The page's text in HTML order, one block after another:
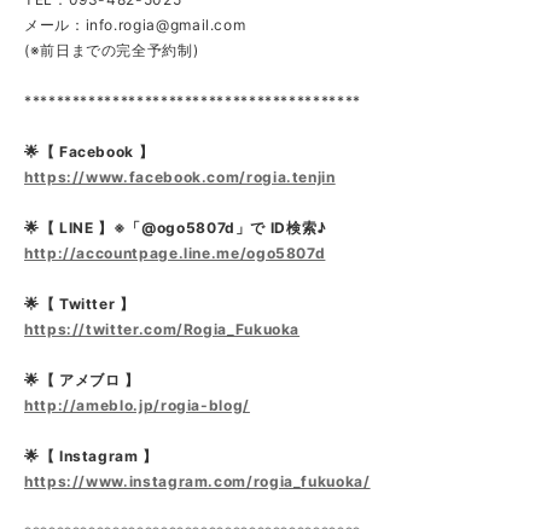
メール： info.rogia@gmail.com
(※前日までの完全予約制)
******************************************
🌟【 Facebook 】
https://www.facebook.com/rogia.tenjin
🌟【 LINE 】※「@ogo5807d」で ID検索♪
http://accountpage.line.me/ogo5807d
🌟【 Twitter 】
https://twitter.com/Rogia_Fukuoka
🌟【 アメブロ 】
http://ameblo.jp/rogia-blog/
🌟【 Instagram 】
https://www.instagram.com/rogia_fukuoka/